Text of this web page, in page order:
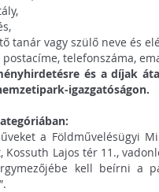
tanár vagy szülő neve és
telefonszáma,
és a díjak
igazgatóságon.
a Földművelésügyi
Kossuth Lajos tér 11.,
kell beírni a